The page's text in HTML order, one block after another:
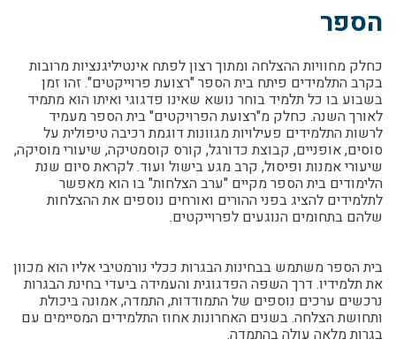
הספר
כחלק מחוויות ההצלחה ומתוך רצון לפתח אינטיליגנציות מרובות
בקרב התלמידים פיתח בית הספר "רצועת פרוייקטים". זהו זמן
בשבוע בו כל תלמיד בוחר נושא שאינו פדגוגי ואיתו הוא מתמיד
לאורך השנה. כחלק מ"רצועת הפרויקטים" בית הספר מעמיד
לרשות התלמידים פעילויות מגוונות דוגמת רכיבה טיפולית על
סוסים, אופניים, קבוצת כדורגל, קורס קוסמטיקה, שיעורי מוסיקה,
שיעורי אמנות ופיסול, קרב מגע בישול ועוד. לקראת סיום שנת
הלימודים בית הספר מקיים "ערב הצלחות" בו הוא מאפשר
לתלמידים להציג בפני ההורים ואורחים נוספים את ההצלחות
שלהם בתחומים הנוגעים לפרוייקטים.
בית הספר משתמש בבחינות הבגרות ככלי נורמטיבי אליו הוא מכוון
את תלמידיו. דרך השפה הפדגוגית והעמידה ביעדי בחינת הבגרות
נרכשים ערכים נוספים של התמודדות, התמדה, אמונה ביכולת
ותחושת הצלחה. בשנים האחרונות אחוז התלמידים המסיימים עם
בגרות מלאה עולה בהתמדה.